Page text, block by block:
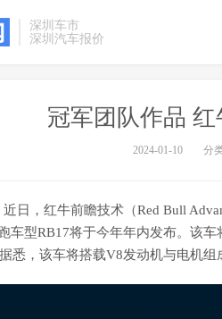
深圳车市
深圳汽车报价
冠军团队作品
2024-01-10 分
日，红牛前瞻技术（Red Bull
车型RB17将于今年年内发布。该
悉，该车将搭载V8发动机与电机